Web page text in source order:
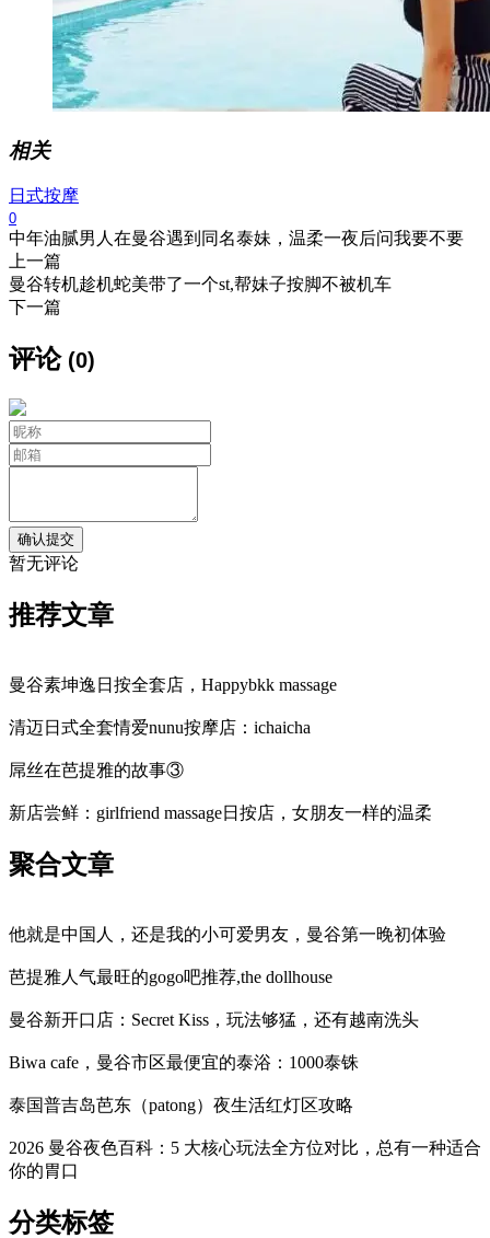
相关
日式按摩
0
中年油腻男人在曼谷遇到同名泰妹，温柔一夜后问我要不要
上一篇
曼谷转机趁机蛇美带了一个st,帮妹子按脚不被机车
下一篇
评论(0)
暂无评论
推荐文章
曼谷素坤逸日按全套店，Happybkk massage
清迈日式全套情爱nunu按摩店：ichaicha
屌丝在芭提雅的故事③
新店尝鲜：girlfriend massage日按店，女朋友一样的温柔
聚合文章
他就是中国人，还是我的小可爱男友，曼谷第一晚初体验
芭提雅人气最旺的gogo吧推荐,the dollhouse
曼谷新开口店：Secret Kiss，玩法够猛，还有越南洗头
Biwa cafe，曼谷市区最便宜的泰浴：1000泰铢
泰国普吉岛芭东（patong）夜生活红灯区攻略
2026 曼谷夜色百科：5 大核心玩法全方位对比，总有一种适合
你的胃口
分类标签